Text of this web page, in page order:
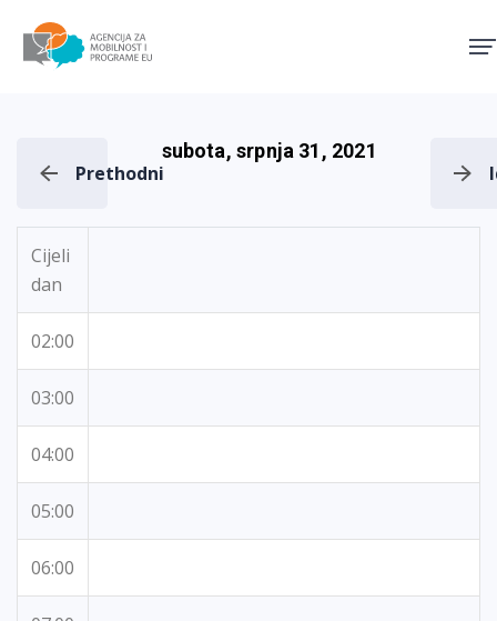
Prethodni
subota, srpnja 31, 2021
Cijeli
dan
02:00
03:00
04:00
05:00
06:00